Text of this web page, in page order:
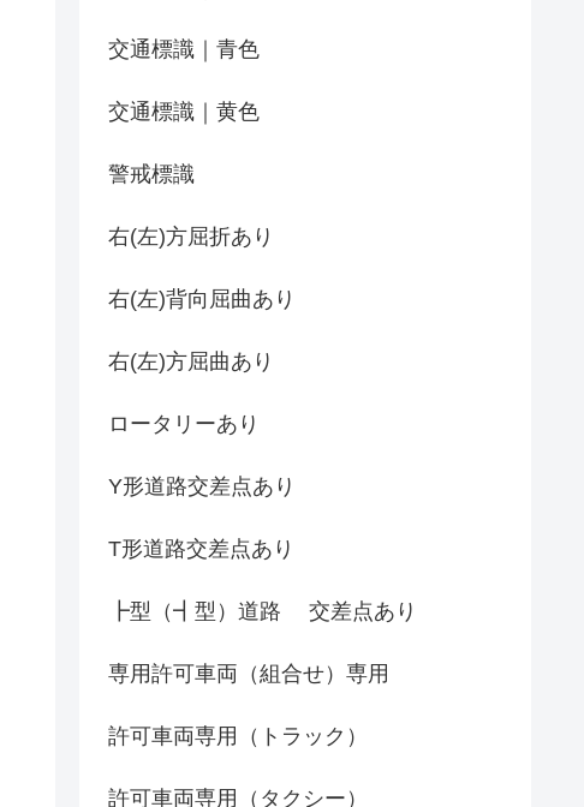
交通標識｜青色
交通標識｜黄色
警戒標識
右(左)方屈折あり
右(左)背向屈曲あり
右(左)方屈曲あり
ロータリーあり
Y形道路交差点あり
T形道路交差点あり
┣型（┫型）道路 交差点あり
専用許可車両（組合せ）専用
許可車両専用（トラック）
許可車両専用（タクシー）